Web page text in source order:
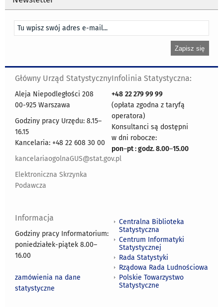
Główny Urząd Statystyczny
Aleja Niepodległości 208
00-925 Warszawa
Godziny pracy Urzędu: 8.15–
16.15
Kancelaria: +48 22 608 30 00
kancelariaogolnaGUS@stat.gov.pl
Elektroniczna Skrzynka
Podawcza
Infolinia Statystyczna:
+48 22 279 99 99
(opłata zgodna z taryfą
operatora)
Konsultanci są dostępni
w dni robocze:
pon–pt : godz. 8.00–15.00
Informacja
Godziny pracy Informatorium:
poniedziałek-piątek 8.00–
16.00
zamówienia na dane
statystyczne
Centralna Biblioteka
Statystyczna
Centrum Informatyki
Statystycznej
Rada Statystyki
Rządowa Rada Ludnościowa
Polskie Towarzystwo
Statystyczne